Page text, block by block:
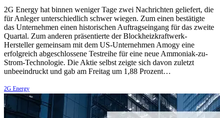
2G Energy hat binnen weniger Tage zwei Nachrichten geliefert, die
für Anleger unterschiedlich schwer wiegen. Zum einen bestätigte
das Unternehmen einen historischen Auftragseingang für das zweite
Quartal. Zum anderen präsentierte der Blockheizkraftwerk-
Hersteller gemeinsam mit dem US-Unternehmen Amogy eine
erfolgreich abgeschlossene Testreihe für eine neue Ammoniak-zu-
Strom-Technologie. Die Aktie selbst zeigte sich davon zuletzt
unbeeindruckt und gab am Freitag um 1,88 Prozent…
2G Energy